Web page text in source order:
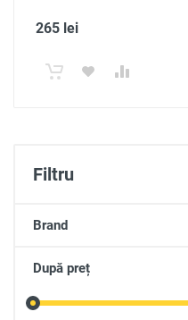
Filtru
Brand
După preț
265 lei